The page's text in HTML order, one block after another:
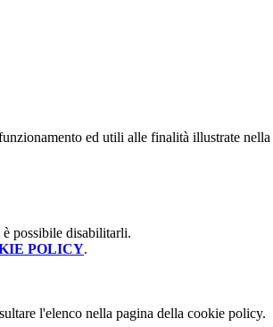
ed utili alle finalità illustrate nella
possibile disabilitarli.
POLICY.
l'elenco nella pagina della cookie policy.